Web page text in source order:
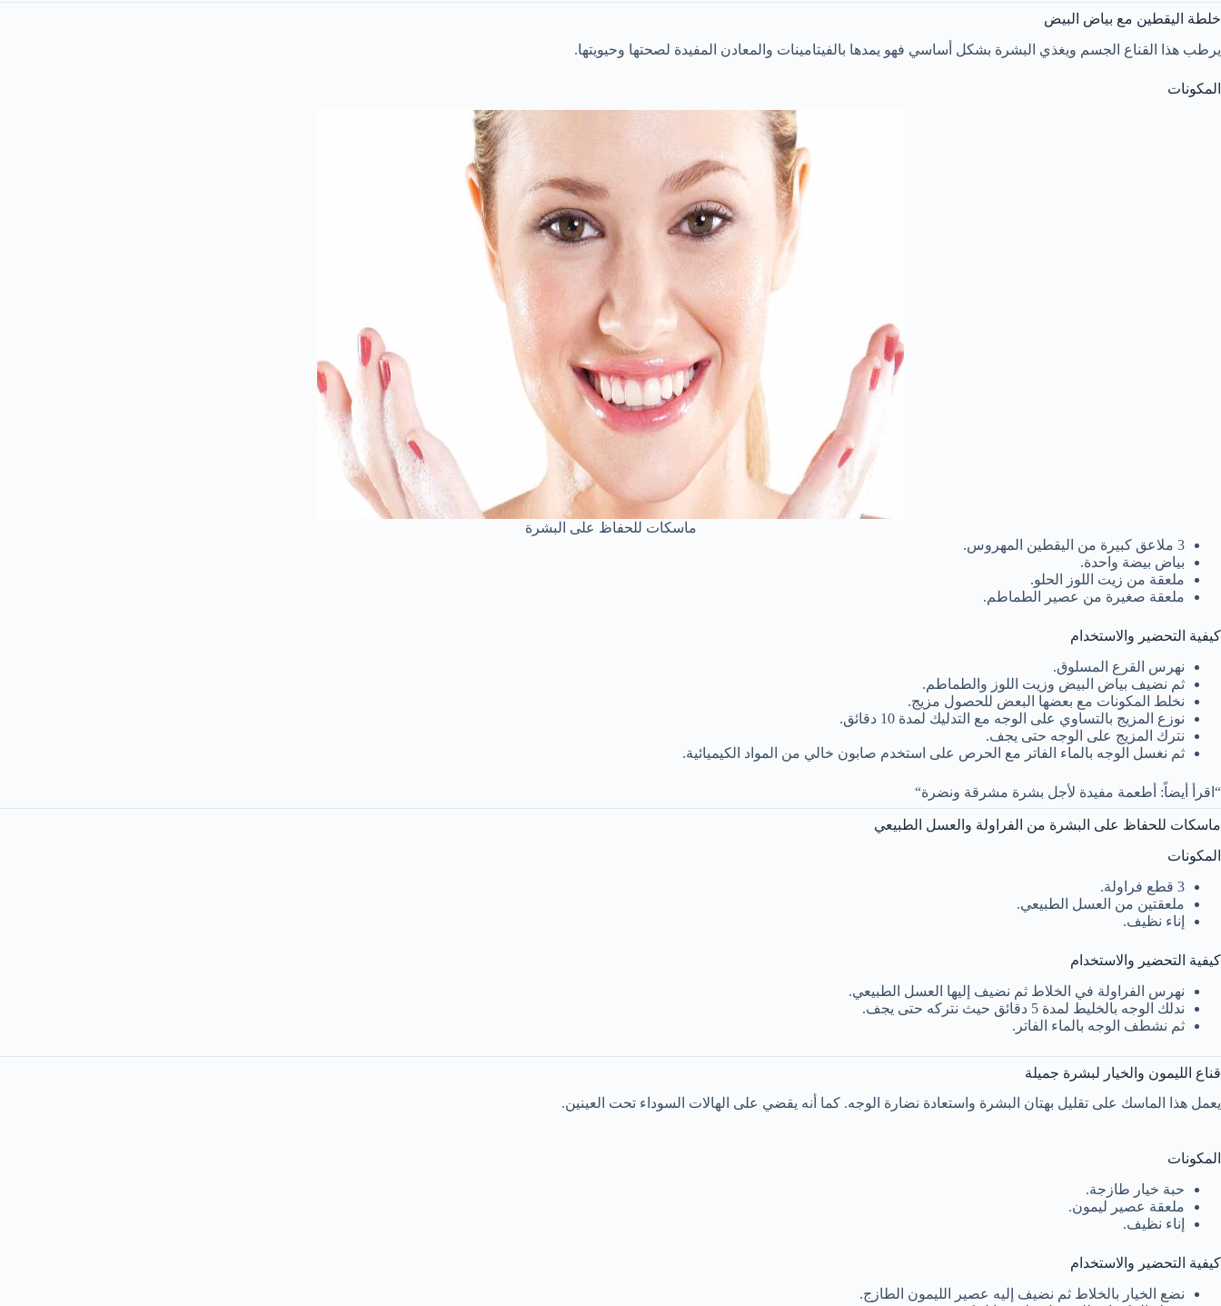
خلطة اليقطين مع بياض البيض
يرطب هذا القناع الجسم ويغذي البشرة بشكل أساسي فهو يمدها بالفيتامينات والمعادن المفيدة لصحتها وحيويتها.
المكونات
ماسكات للحفاظ على البشرة
3 ملاعق كبيرة من اليقطين المهروس.
بياض بيضة واحدة.
ملعقة من زيت اللوز الحلو.
ملعقة صغيرة من عصير الطماطم.
كيفية التحضير والاستخدام
نهرس القرع المسلوق.
ثم نضيف بياض البيض وزيت اللوز والطماطم.
نخلط المكونات مع بعضها البعض للحصول مزيج.
نوزع المزيج بالتساوي على الوجه مع التدليك لمدة 10 دقائق.
نترك المزيج على الوجه حتى يجف.
ثم نغسل الوجه بالماء الفاتر مع الحرص على استخدم صابون خالي من المواد الكيميائية.
“اقرأ أيضاً: أطعمة مفيدة لأجل بشرة مشرقة ونضرة“
ماسكات للحفاظ على البشرة من الفراولة والعسل الطبيعي
المكونات
3 قطع فراولة.
ملعقتين من العسل الطبيعي.
إناء نظيف.
كيفية التحضير والاستخدام
نهرس الفراولة في الخلاط ثم نضيف إليها العسل الطبيعي.
ندلك الوجه بالخليط لمدة 5 دقائق حيث نتركه حتى يجف.
ثم نشطف الوجه بالماء الفاتر.
قناع الليمون والخيار لبشرة جميلة
يعمل هذا الماسك على تقليل بهتان البشرة واستعادة نضارة الوجه. كما أنه يقضي على الهالات السوداء تحت العينين.
المكونات
حبة خيار طازجة.
ملعقة عصير ليمون.
إناء نظيف.
كيفية التحضير والاستخدام
نضع الخيار بالخلاط ثم نضيف إليه عصير الليمون الطازج.